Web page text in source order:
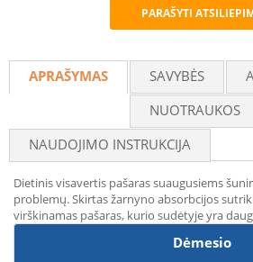
PARAŠYTI
APRAŠYMAS SAVYBĖS
NUOTRAUKOS
NAUDOJIMO INSTRUKCIJA
Dietinis visavertis pašaras suaugusiems
problemų. Skirtas žarnyno absorbcijos
virškinamas pašaras, kurio sudėtyje yra
Dėmesio